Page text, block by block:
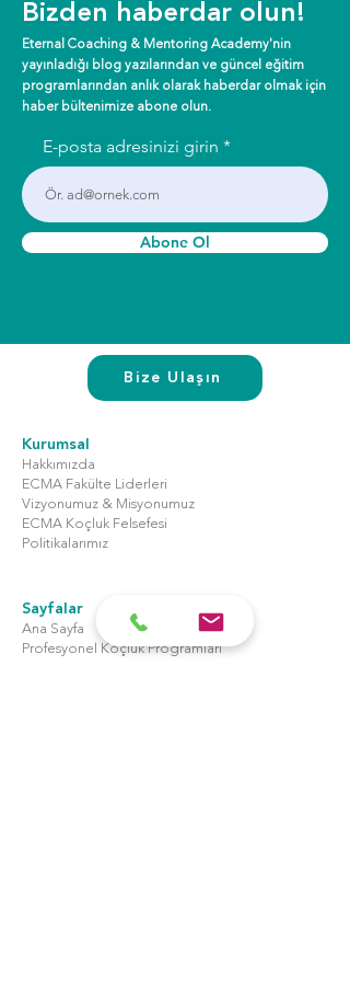
Bizden haberdar olun!
Eternal Coaching & Mentoring Academy'nin
yayınladığı blog yazılarından ve güncel eğitim
programlarından anlık olarak haberdar olmak için
haber bültenimize abone olun.
E-posta adresinizi girin
Abone Ol
Bize Ulaşın
Kurumsal
Hakkımızda
ECMA Fakülte Liderleri
Vizyonumuz & Misyonumuz
ECMA Koçluk Felsefesi
Politikalarımız
Sayfalar
Ana Sayfa
Profesyonel Koçluk Programları